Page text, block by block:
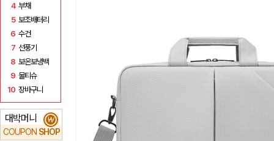
4 부채
5 보조배터리
6 수건
7 선풍기
8 보온보냉백
9 물티슈
10 장바구니
대박머니
COUPON SHOP
₩